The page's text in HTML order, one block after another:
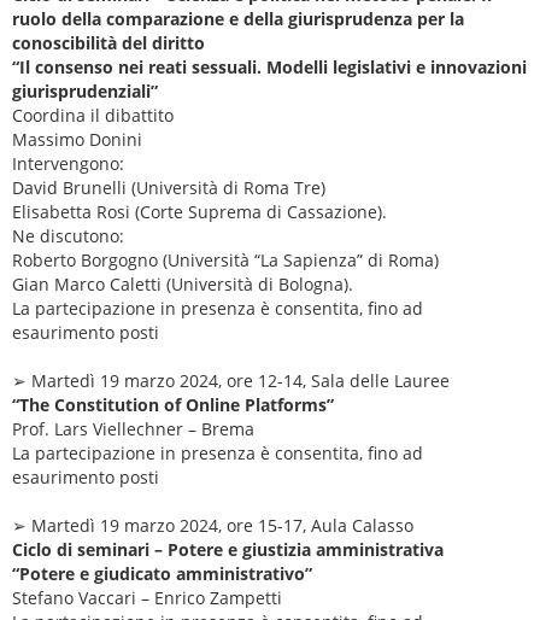
ruolo della comparazione e della giurisprudenza per la
conoscibilità del diritto
“Il consenso nei reati sessuali. Modelli legislativi e innovazioni
giurisprudenziali”
Coordina il dibattito
Massimo Donini
Intervengono:
David Brunelli (Università di Roma Tre)
Elisabetta Rosi (Corte Suprema di Cassazione).
Ne discutono:
Roberto Borgogno (Università “La Sapienza” di Roma)
Gian Marco Caletti (Università di Bologna).
La partecipazione in presenza è consentita, fino ad
esaurimento posti
➢ Martedì 19 marzo 2024, ore 12-14, Sala delle Lauree
“The Constitution of Online Platforms”
Prof. Lars Viellechner – Brema
La partecipazione in presenza è consentita, fino ad
esaurimento posti
➢ Martedì 19 marzo 2024, ore 15-17, Aula Calasso
Ciclo di seminari – Potere e giustizia amministrativa
“Potere e giudicato amministrativo”
Stefano Vaccari – Enrico Zampetti